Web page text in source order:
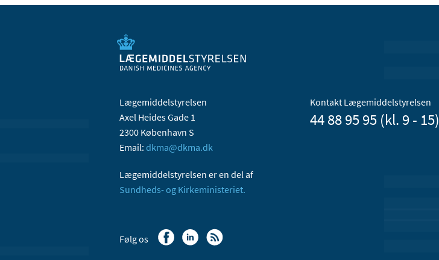
Lægemiddelstyrelsen
Axel Heides Gade 1
2300 København S
Email: dkma@dkma.dk
Lægemiddelstyrelsen er en del af
Sundheds- og Kirkeministeriet.
Kontakt Lægemiddelstyrelsen
44 88 95 95 (kl. 9 - 15)
Følg os